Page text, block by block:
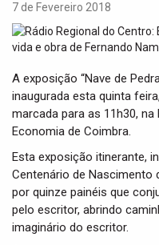
7 de Fevereiro 2018
A exposição “Nave de
inaugurada esta quinta
marcada para as 11h30,
Economia de Coimbra.
Esta exposição itinerante,
Centenário de Nascimento
por quinze painéis que
pelo escritor, abrindo
imaginário do escritor.